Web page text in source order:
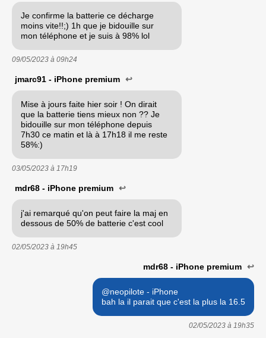
Je confirme la batterie ce décharge
moins vite!!;) 1h que je bidouille sur
mon téléphone et je suis à 98% lol
09/05/2023 à 09h24
jmarc91 - iPhone premium ↩
Mise à jours faite hier soir ! On dirait
que la batterie tiens mieux non ?? Je
bidouille sur mon téléphone depuis
7h30 ce matin et là à 17h18 il me reste
58%:)
03/05/2023 à 17h19
mdr68 - iPhone premium ↩
j'ai remarqué qu'on peut faire la maj en
dessous de 50% de batterie c'est cool
02/05/2023 à 19h45
mdr68 - iPhone premium ↩
@neopilote - iPhone
bah la il parait que c'est la plus la 16.5
02/05/2023 à 19h35